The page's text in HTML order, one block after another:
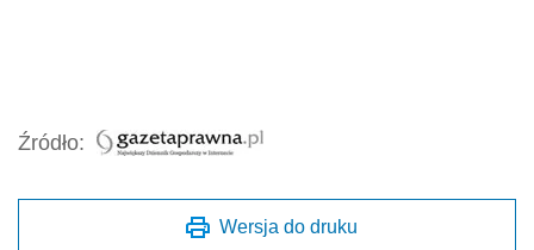
Źródło:
Wersja do druku